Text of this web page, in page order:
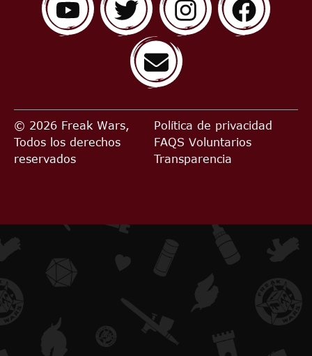
© 2026 Freak Wars,
Todos los derechos
reservados
Política de privacidad
FAQS Voluntarios
Transparencia